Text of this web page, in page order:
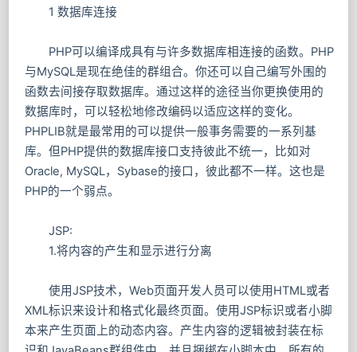
1 数据库连接
PHP可以编译成具有与许多数据库相连接的函数。PHP
与MySQL是现在绝佳的群组合。你还可以自己编写外围的
函数去间接存取数据库。通过这样的途径当你更换使用的
数据库时，可以轻松地修改编码以适应这样的变化。
PHPLIB就是最常用的可以提供一般事务需要的一系列基
库。但PHP提供的数据库接口支持彼此不统一，比如对
Oracle, MySQL，Sybase的接口，彼此都不一样。这也是
PHP的一个弱点。
JSP:
1.将内容的产生和显示进行分离
使用JSP技术，Web页面开发人员可以使用HTML或者
XML标识来设计和格式化最终页面。使用JSP标识或者小脚
本来产生页面上的动态内容。产生内容的逻辑被封装在标